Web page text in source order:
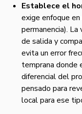
Establece el
exige enfoque
permanencia).
de salida y
evita un error
temprana donde
diferencial del
pensado para
local para ese